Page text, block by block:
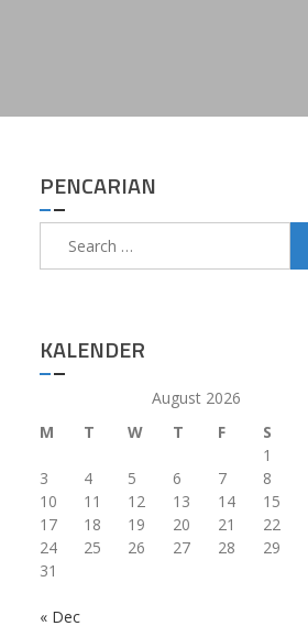
PENCARIAN
KALENDER
August 2026
M
T W T F S
1
3
4 5 6 7 8
10
11 12 13 14 15
17
18 19 20 21 22
24
25 26 27 28 29
31
« Dec